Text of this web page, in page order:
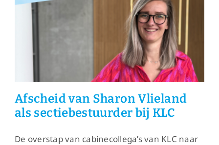
Afscheid van Sharon Vlieland
als sectiebestuurder bij KLC
De overstap van cabinecollega’s van KLC naar